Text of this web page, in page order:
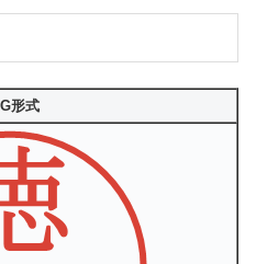
形式